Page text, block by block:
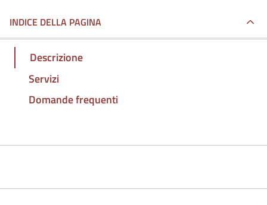
INDICE DELLA PAGINA
Descrizione
Servizi
Domande frequenti